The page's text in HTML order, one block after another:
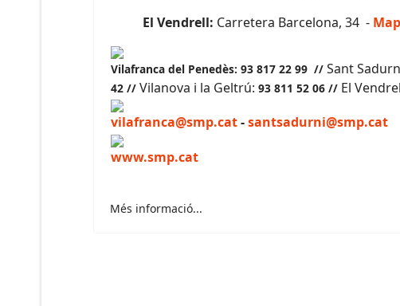
El Vendrell: Carretera Barcelona, 34 -
Vilafranca del Penedès: 93 817 22 99 // Sant
42 // Vilanova i la Geltrú: 93 811 52 06 // El
vilafranca@smp.cat-santsadurni@smp.cat
www.smp.cat
Més informació...